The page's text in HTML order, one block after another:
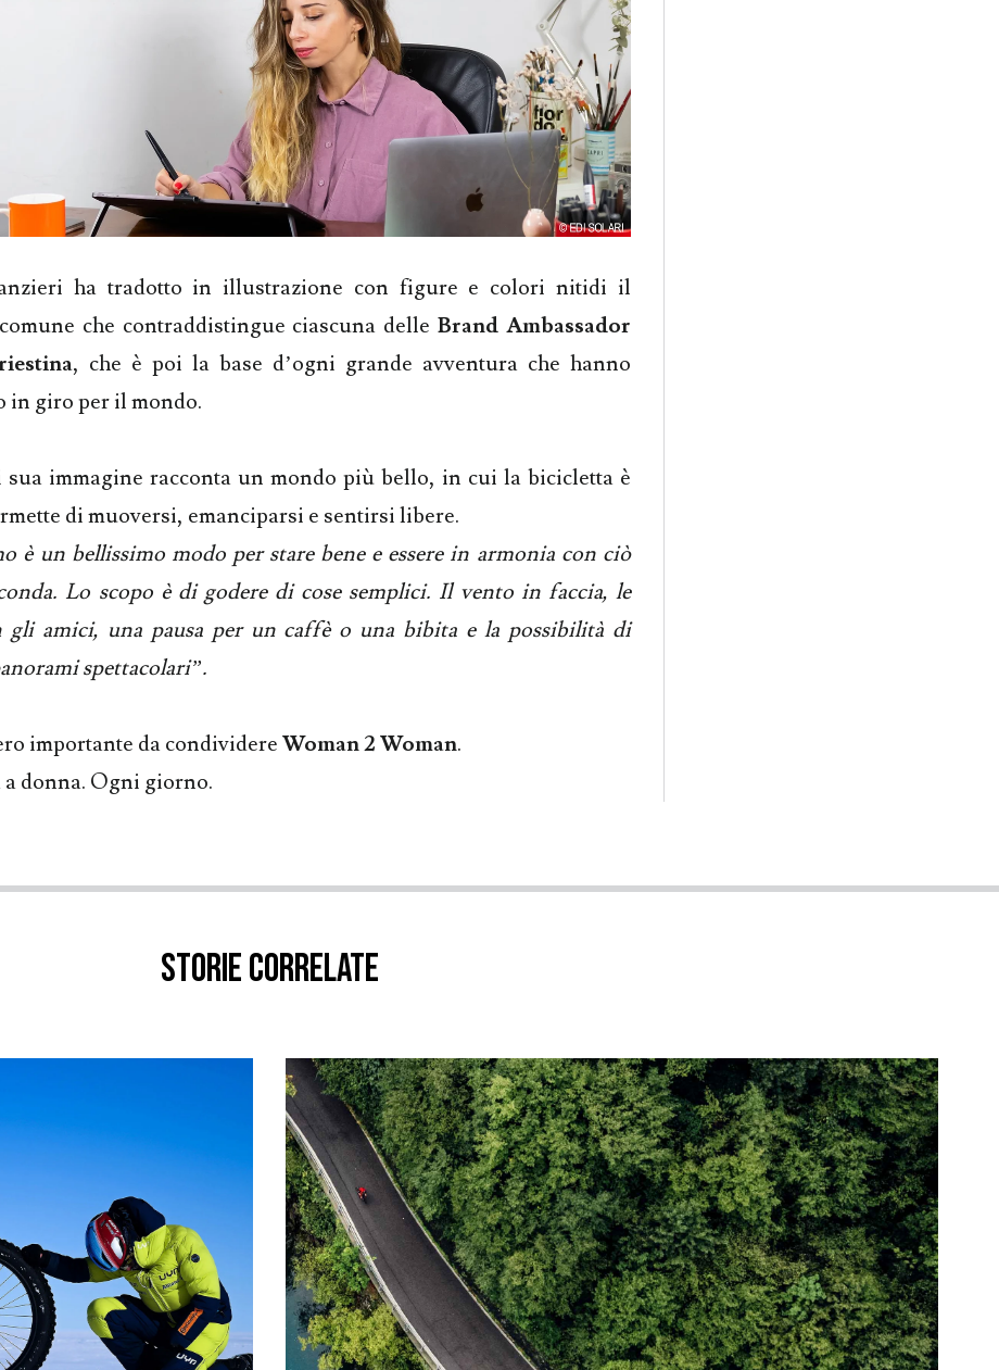
ha tradotto in illustrazione con figure e colori nitidi il
che contraddistingue ciascuna delleBrand Ambassador
, che è poi la base d’ogni grande avventura che hanno
in giro per il mondo.
sua immagine racconta un mondo più bello, in cui la bicicletta è
di muoversi, emanciparsi e sentirsi libere.
è un bellissimo modo per stare bene e essere in armonia con ciò
Lo scopo è di godere di cose semplici. Il vento in faccia, le
gli amici, una pausa per un caffè o una bibita e la possibilità di
spettacolari”.
importante da condividereWoman 2 Woman.
donna. Ogni giorno.
Storie correlate